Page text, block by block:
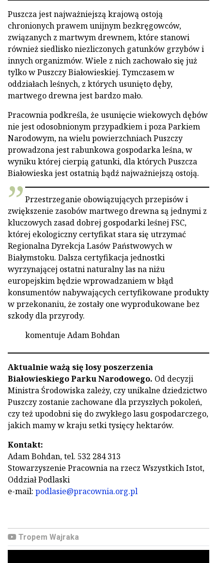
Puszcza jest najważniejszą krajową ostoją
chronionych prawem unijnym bezkręgowców,
związanych z martwym drewnem, które stanowi
również siedlisko niezliczonych gatunków grzybów i
innych organizmów. Wiele z nich zachowało się już
tylko w Puszczy Białowieskiej. Tymczasem w
oddziałach leśnych, z których usunięto dęby,
martwego drewna jest bardzo mało.
Pracownia podkreśla, że usunięcie wiekowych dębów
nie jest odosobnionym przypadkiem i poza Parkiem
Narodowym, na wielu powierzchniach Puszczy
prowadzona jest rabunkowa gospodarka leśna, w
wyniku której cierpią gatunki, dla których Puszcza
Białowieska jest ostatnią bądź najważniejszą ostoją.
Przestrzeganie obowiązujących przepisów i
zwiększenie zasobów martwego drewna są jednymi z
kluczowych zasad dobrej gospodarki leśnej FSC,
której ekologiczny certyfikat stara się utrzymać
Regionalna Dyrekcja Lasów Państwowych w
Białymstoku. Dalsza certyfikacja jednostki
wyrzynającej ostatni naturalny las na niżu
europejskim będzie wprowadzaniem w błąd
konsumentów nabywających certyfikowane produkty
w przekonaniu, że zostały one wyprodukowane bez
szkody dla przyrody.
komentuje Adam Bohdan
Aktualnie ważą się losy poszerzenia
Białowieskiego Parku Narodowego. Od decyzji
Ministra Środowiska zależy, czy unikalne dziedzictwo
Puszczy zostanie zachowane dla przyszłych pokoleń,
czy też upodobni się do zwykłego lasu gospodarczego,
jakich mamy w kraju setki tysięcy hektarów.
Kontakt:
Adam Bohdan, tel. 532 284 313
Stowarzyszenie Pracownia na rzecz Wszystkich Istot,
Oddział Podlaski
e-mail: podlasie@pracownia.org.pl
Tropem Wajraka